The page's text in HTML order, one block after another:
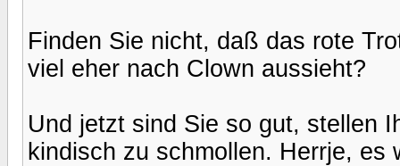
Finden Sie nicht, daß das rote
viel eher nach Clown aussieht?
Und jetzt sind Sie so gut, stellen
kindisch zu schmollen. Herrje, es